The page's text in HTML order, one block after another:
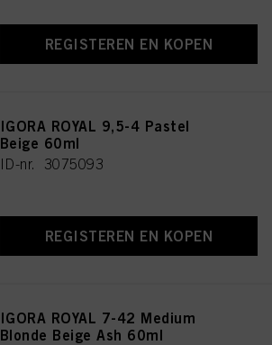
REGISTEREN EN KOPEN
IGORA ROYAL 9,5-4 Pastel
Beige 60ml
ID-nr. 3075093
REGISTEREN EN KOPEN
IGORA ROYAL 7-42 Medium
Blonde Beige Ash 60ml